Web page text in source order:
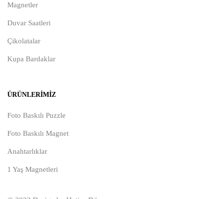
Magnetler
Duvar Saatleri
Çikolatalar
Kupa Bardaklar
ÜRÜNLERIMIZ
Foto Baskılı Puzzle
Foto Baskılı Magnet
Anahtarlıklar
1 Yaş Magnetleri